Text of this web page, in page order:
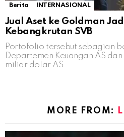
Berita INTERNASIONAL
Jual Aset ke Goldman
Kebangkrutan SVB
Portofolio tersebut sebagian
Departemen Keuangan AS
miliar dolar AS.
MORE FROM: